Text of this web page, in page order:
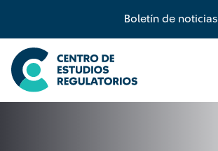
Boletín de noticias
Búsqueda
Seleccione país